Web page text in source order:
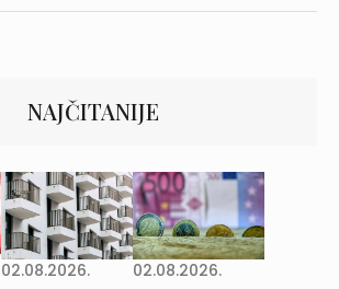
NAJČITANIJE
02.08.2026. 02.08.2026.